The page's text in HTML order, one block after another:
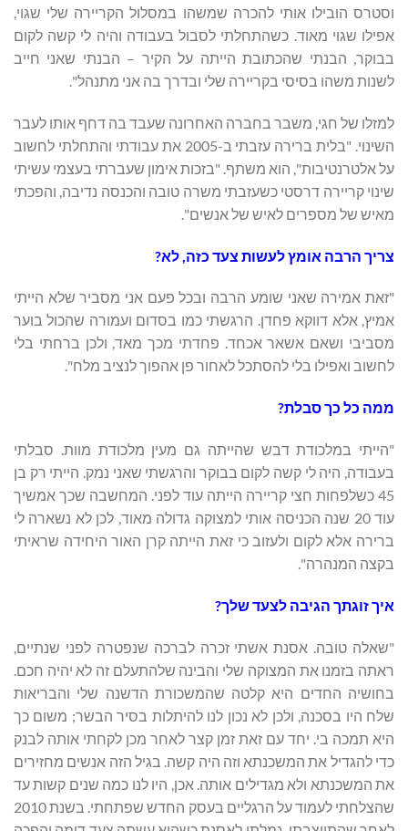
וסטרס הובילו אותי להכרה שמשהו במסלול הקריירה שלי שגוי,
אפילו שגוי מאוד. כשהתחלתי לסבול בעבודה והיה לי קשה לקום
בבוקר, הבנתי שהכתובת הייתה על הקיר – הבנתי שאני חייב
לשנות משהו בסיסי בקריירה שלי ובדרך בה אני מתנהל".
למזלו של חגי, משבר בחברה האחרונה שעבד בה דחף אותו לעבר
השינוי. "בלית ברירה עזבתי ב-2005 את עבודתי והתחלתי לחשוב
על אלטרנטיבות", הוא משתף. "בזכות אימון שעברתי בעצמי עשיתי
שינוי קריירה דרסטי כשעזבתי משרה טובה והכנסה נדיבה, והפכתי
מאיש של מספרים לאיש של אנשים".
צריך הרבה אומץ לעשות צעד כזה, לא?
"זאת אמירה שאני שומע הרבה ובכל פעם אני מסביר שלא הייתי
אמיץ, אלא דווקא פחדן. הרגשתי כמו בסדום ועמורה שהכול בוער
מסביבי ושאם אשאר אכחד. פחדתי מכך מאד, ולכן ברחתי בלי
לחשוב ואפילו בלי להסתכל לאחור פן אהפוך לנציב מלח".
ממה כל כך סבלת?
"הייתי במלכודת דבש שהייתה גם מעין מלכודת מוות. סבלתי
בעבודה, היה לי קשה לקום בבוקר והרגשתי שאני נמק. הייתי רק בן
45 כשלפחות חצי קריירה הייתה עוד לפני. המחשבה שכך אמשיך
עוד 20 שנה הכניסה אותי למצוקה גדולה מאוד, לכן לא נשארה לי
ברירה אלא לקום ולעזוב כי זאת הייתה קרן האור היחידה שראיתי
בקצה המנהרה".
איך זוגתך הגיבה לצעד שלך?
"שאלה טובה. אסנת אשתי זכרה לברכה שנפטרה לפני שנתיים,
ראתה בזמנו את המצוקה שלי והבינה שלהתעלם זה לא יהיה חכם.
בחושיה החדים היא קלטה שהמשכורת הדשנה שלי והבריאות
שלח היו בסכנה, ולכן לא נכון לנו להיתלות בסיר הבשר; משום כך
היא תמכה בי. יחד עם זאת זמן קצר לאחר מכן לקחתי אותה לבנק
כדי להגדיל את המשכנתא וזה היה קשה. בגיל הזה אנשים מחזירים
את המשכנתא ולא מגדילים אותה. אכן, היו לנו כמה שנים קשות עד
שהצלחתי לעמוד על הרגליים בעסק החדש שפתחתי. בשנת 2010